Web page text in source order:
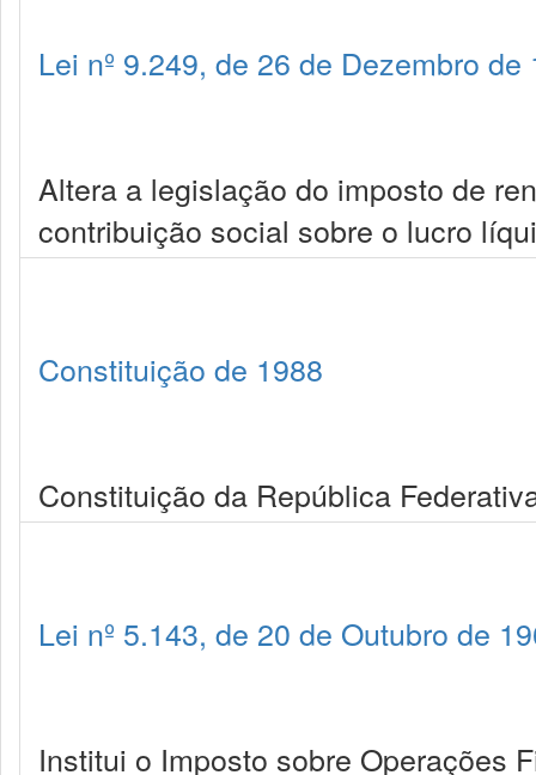
Lei nº 9.249, de 26 de Dezembro de
Altera a legislação do imposto de
contribuição social sobre o lucro
Constituição de 1988
Constituição da República
Lei nº 5.143, de 20 de Outubro de
Institui o Imposto sobre Operações